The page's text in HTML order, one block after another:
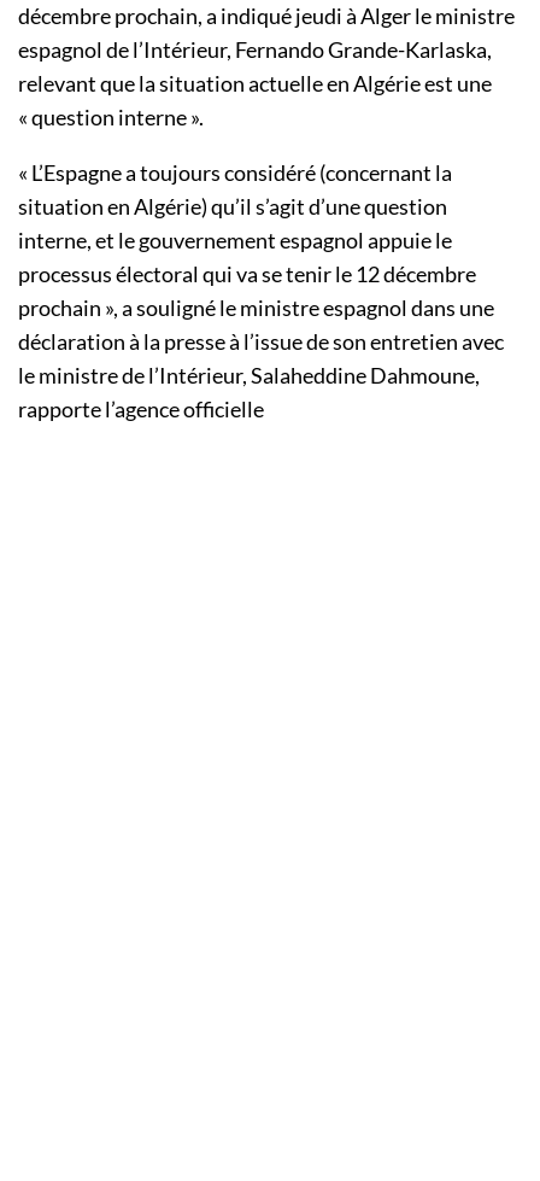
décembre prochain, a indiqué jeudi à Alger le ministre
espagnol de l’Intérieur, Fernando Grande-Karlaska,
relevant que la situation actuelle en Algérie est une
« question interne ».
« L’Espagne a toujours considéré (concernant la
situation en Algérie) qu’il s’agit d’une question
interne, et le gouvernement espagnol appuie le
processus électoral qui va se tenir le 12 décembre
prochain », a souligné le ministre espagnol dans une
déclaration à la presse à l’issue de son entretien avec
le ministre de l’Intérieur, Salaheddine Dahmoune,
rapporte l’agence officielle